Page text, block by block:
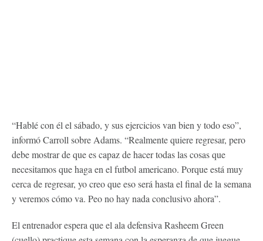
“Hablé con él el sábado, y sus ejercicios van bien y todo eso”,
informó Carroll sobre Adams. “Realmente quiere regresar, pero
debe mostrar de que es capaz de hacer todas las cosas que
necesitamos que haga en el futbol americano. Porque está muy
cerca de regresar, yo creo que eso será hasta el final de la semana
y veremos cómo va. Peo no hay nada conclusivo ahora”.
El entrenador espera que el ala defensiva Rasheem Green